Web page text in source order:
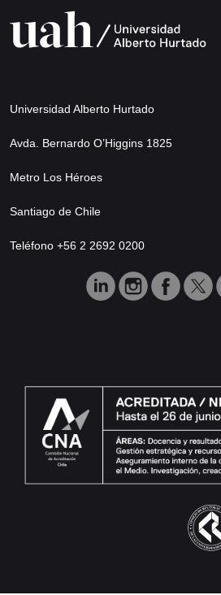
Universidad Alberto Hurtado
Avda. Bernardo O’Higgins 1825
Metro Los Héroes
Santiago de Chile
Teléfono +56 2 2692 0200